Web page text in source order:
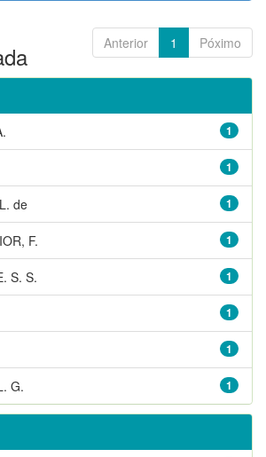
Anterior 1 Póximo
1
1
1
de
1
F.
1
S. S.
1
1
1
G.